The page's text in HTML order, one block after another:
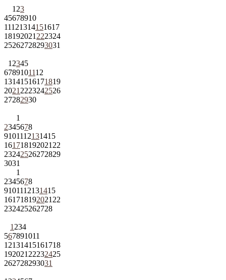
1 23
45678910
11121314151617
18192021 222324
25262728293031
1 2345
6789101112
13141516171819
2021 2223242526
27282930
1
2345678
9101112131415
161718192021 22
23242526272829
3031
1
2345678
9101112131415
161718192021 22
232425262728
1 234
567891011
12131415161718
192021 22232425
262728293031